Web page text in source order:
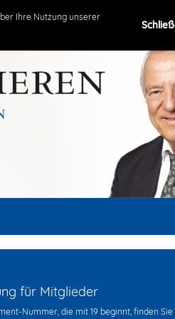
Ihre Nutzung unserer
für Mitglieder
Nummer, die mit 19 beginnt, finden